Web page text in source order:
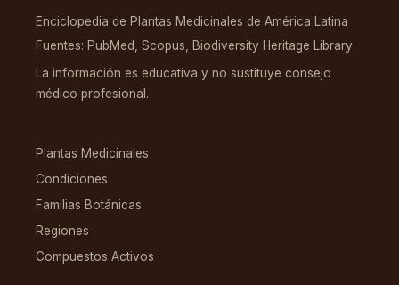
Enciclopedia de Plantas Medicinales de América Latina
Fuentes: PubMed, Scopus, Biodiversity Heritage Library
La información es educativa y no sustituye consejo
médico profesional.
Plantas Medicinales
Condiciones
Familias Botánicas
Regiones
Compuestos Activos